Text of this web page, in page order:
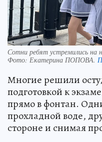
Сотни ребят устремились на
Фото: Екатерина ПОПОВА.
Многие решили
подготовкой к
прямо в фонтан.
прохладной воде,
стороне и снимая